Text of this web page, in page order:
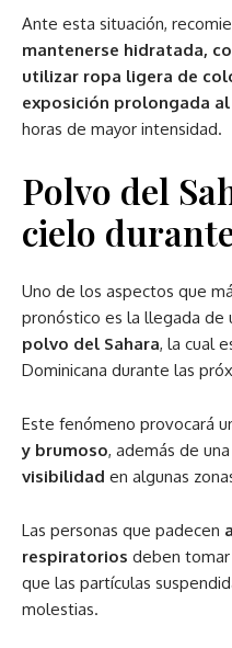
Ante esta situación,
mantenerse hidratada,
utilizar ropa ligera de
exposición prolongada
horas de mayor intensidad.
Polvo del
cielo
Uno de los aspectos que
pronóstico es la llegada de
polvo del Sahara, la cual
Dominicana durante las
Este fenómeno provocará
y brumoso, además de
visibilidad en algunas
Las personas que padecen
respiratorios deben tomar
que las partículas
molestias.